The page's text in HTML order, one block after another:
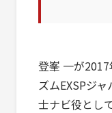
登峯 一が
ズムEXSPジ
士ナビ役とし